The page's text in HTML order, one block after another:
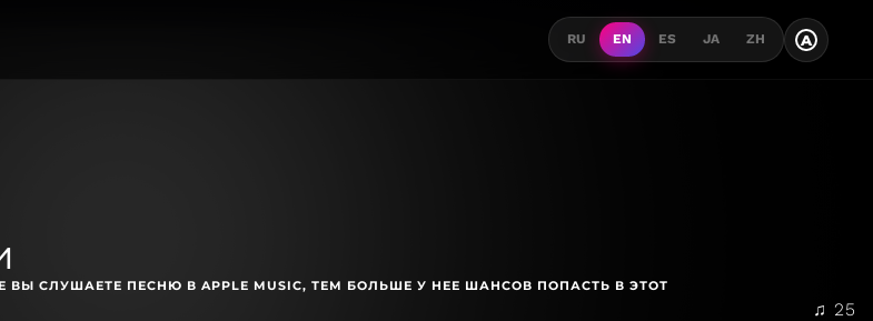
RU EN ES JA ZH A
СЛУШАЕТЕ ПЕСНЮ В APPLE MUSIC, ТЕМ БОЛЬШЕ У НЕЕ ШАНСОВ ПОПАСТЬ В ЭТОТ
♫ 25